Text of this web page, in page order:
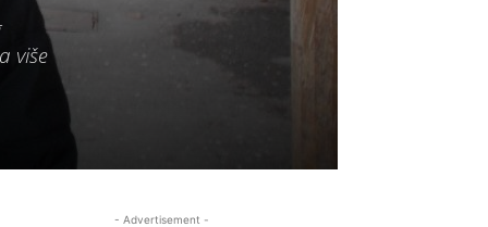
više
- Advertisement -